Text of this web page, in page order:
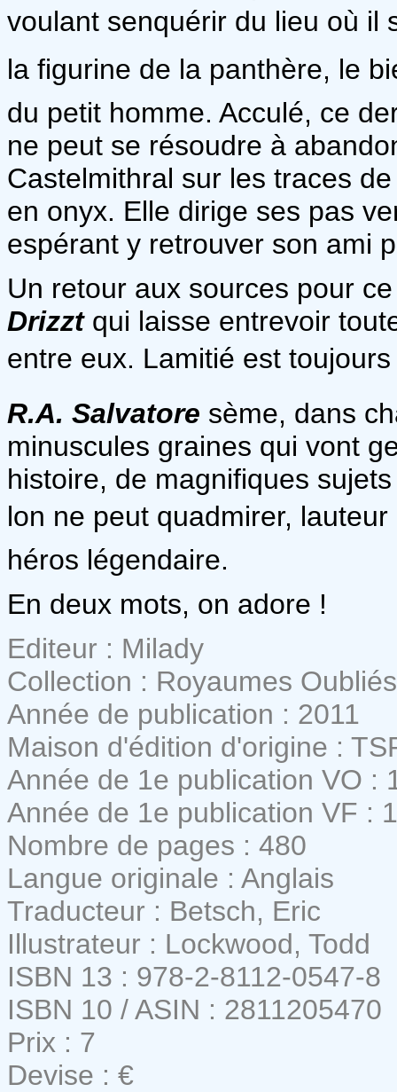
voulant senquérir du lieu où il
la figurine de la panthère, le
du petit homme. Acculé, ce
ne peut se résoudre à
Castelmithral sur les traces
en onyx. Elle dirige ses pas
espérant y retrouver son ami
Un retour aux sources pour
Drizztqui laisse entrevoir
entre eux. Lamitié est
R.A. Salvatore sème, dans
minuscules graines qui vont
histoire, de magnifiques
lon ne peut quadmirer,
héros légendaire.
En deux mots, on adore !
Editeur : Milady
Collection : Royaumes Oubliés
Année de publication : 2011
Maison d'édition d'origine :
Année de 1e publication VO :
Année de 1e publication VF :
Nombre de pages : 480
Langue originale : Anglais
Traducteur : Betsch, Eric
Illustrateur : Lockwood, Todd
ISBN 13 : 978-2-8112-0547-8
ISBN 10 / ASIN : 2811205470
Prix : 7
Devise : €